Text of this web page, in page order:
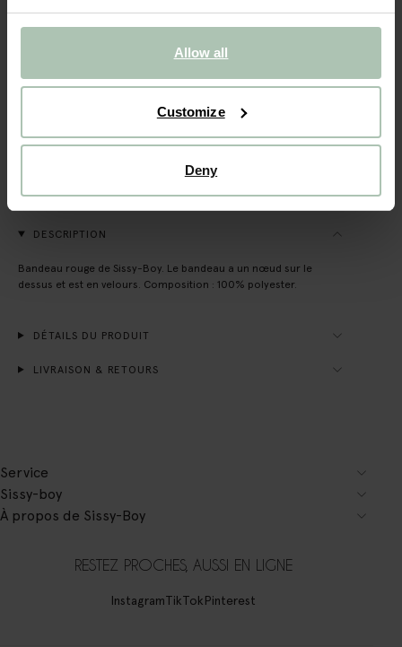
Allow all
Customize
Deny
Livraison dans: 1–2 jours ouvrés
AJOUTER AU PANIER
VOIR LE STOCK EN MAGASIN
DESCRIPTION
Bandeau rouge de Sissy-Boy. Le bandeau a un nœud sur le
dessus et est en velours. Composition : 100% polyester.
DÉTAILS DU PRODUIT
LIVRAISON & RETOURS
Service
Sissy-boy
À propos de Sissy-Boy
RESTEZ PROCHES, AUSSI EN LIGNE
InstagramTikTokPinterest